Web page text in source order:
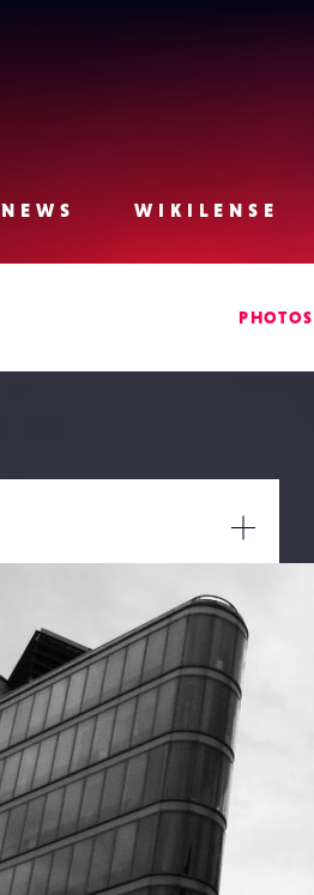
NEWS
WIKILENSE
PHOTOS
Panasonic
DMC-FZ45
1/60
4.5 mm
200
26 novembre 2017
27 novembre 2017
/